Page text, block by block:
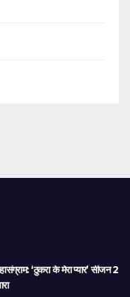
‘ठुकरा के मेरा प्यार’ सीजन 2